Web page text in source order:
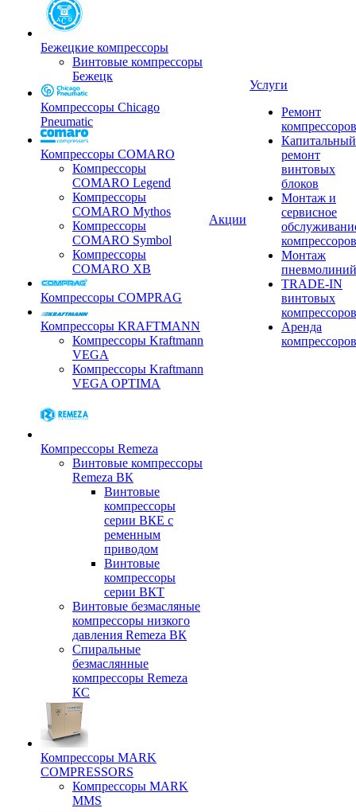
Бежецкие компрессоры
Винтовые компрессоры
Бежецк
Компрессоры Chicago
Pneumatic
Компрессоры COMARO
Компрессоры
COMARO Legend
Компрессоры
COMARO Mythos
Компрессоры
COMARO Symbol
Компрессоры
COMARO XB
Компрессоры COMPRAG
Компрессоры KRAFTMANN
Компрессоры Kraftmann
VEGA
Компрессоры Kraftmann
VEGA OPTIMA
Компрессоры Remeza
Винтовые компрессоры
Remeza ВК
Винтовые
компрессоры
серии ВКЕ с
ременным
приводом
Винтовые
компрессоры
серии ВКТ
Винтовые безмасляные
компрессоры низкого
давления Remeza ВК
Спиральные
безмаслянные
компрессоры Remeza
КС
Компрессоры MARK
COMPRESSORS
Компрессоры MARK
MMS
Акции
Услуги
Ремонт
компрессоров
Капитальный
ремонт
винтовых
блоков
Монтаж и
сервисное
компрессоров
Монтаж
пневмолиний
TRADE-IN
винтовых
компрессоров
Аренда
компрессоров